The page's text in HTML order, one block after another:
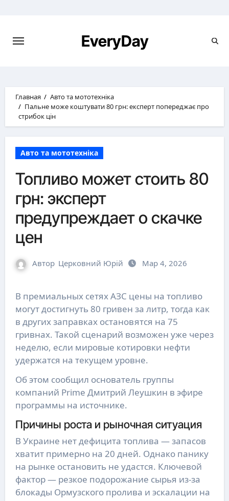
EveryDay
Главная
Авто та мототехніка
Пальне може коштувати 80 грн: експерт попереджає про
стрибок цін
Авто та мототехніка
Топливо может стоить 80
грн: эксперт
предупреждает о скачке
цен
Автор Церковний Юрій Мар 4, 2026
В премиальных сетях АЗС цены на топливо
могут достигнуть 80 гривен за литр, тогда как
в других заправках остановятся на 75
гривнах. Такой сценарий возможен уже через
неделю, если мировые котировки нефти
удержатся на текущем уровне.
Об этом сообщил основатель группы
компаний Prime Дмитрий Леушкин в эфире
программы на источнике.
Причины роста и рыночная ситуация
В Украине нет дефицита топлива — запасов
хватит примерно на 20 дней. Однако панику
на рынке остановить не удастся. Ключевой
фактор — резкое подорожание сырья из-за
блокады Ормузского пролива и эскалации на